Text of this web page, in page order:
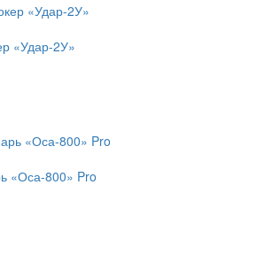
«Удар-2У»
«Оса-800» Pro